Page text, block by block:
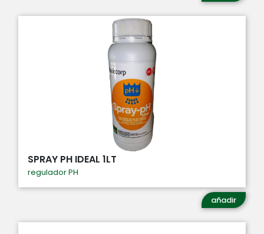
SPRAY PH IDEAL 1LT
regulador PH
añadir